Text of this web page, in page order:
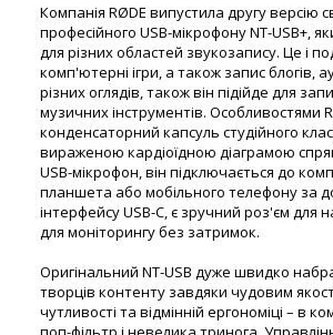
Компанія RØDE випустила другу версію
професійного USB-мікрофону NT-USB+,
для різних областей звукозапису. Це і
комп'ютерні ігри, а також запис блогів,
різних оглядів, також він підійде для
музичних інструментів. Особливостями
конденсаторний капсуль студійного
вираженою кардіоїдною діаграмою
USB-мікрофон, він підключається до
планшета або мобільного телефону за
інтерфейсу USB-C, є зручний роз'єм для
для моніторингу без затримок.
Оригінальний NT-USB дуже швидко
творців контенту завдяки чудовим
чутливості та відмінній ергономіці – в